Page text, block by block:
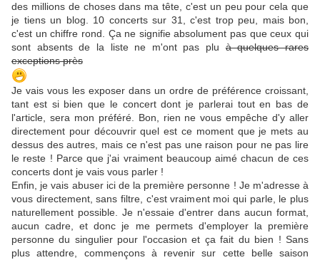
des millions de choses dans ma tête, c'est un peu pour cela que
je tiens un blog. 10 concerts sur 31, c'est trop peu, mais bon,
c'est un chiffre rond. Ça ne signifie absolument pas que ceux qui
sont absents de la liste ne m'ont pas pluà quelques rares
exceptions près
Je vais vous les exposer dans un ordre de préférence croissant,
tant est si bien que le concert dont je parlerai tout en bas de
l'article, sera mon préféré. Bon, rien ne vous empêche d'y aller
directement pour découvrir quel est ce moment que je mets au
dessus des autres, mais ce n'est pas une raison pour ne pas lire
le reste ! Parce que j'ai vraiment beaucoup aimé chacun de ces
concerts dont je vais vous parler !
Enfin, je vais abuser ici de la première personne ! Je m'adresse à
vous directement, sans filtre, c'est vraiment moi qui parle, le plus
naturellement possible. Je n'essaie d'entrer dans aucun format,
aucun cadre, et donc je me permets d'employer la première
personne du singulier pour l'occasion et ça fait du bien ! Sans
plus attendre, commençons à revenir sur cette belle saison